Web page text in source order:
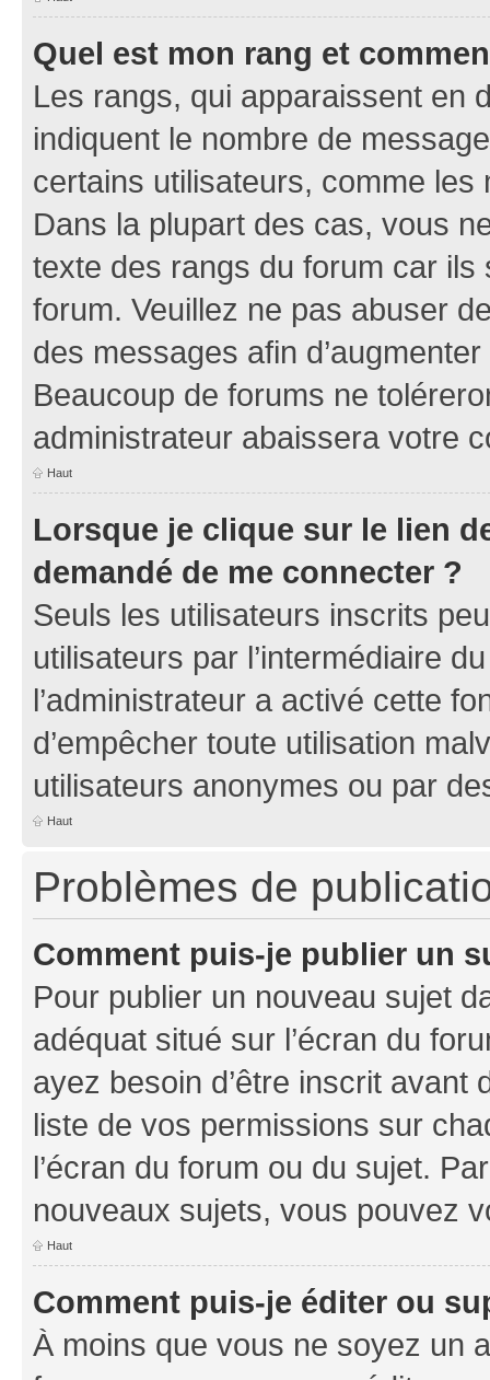
Quel est mon rang et
Les rangs, qui apparaissent en
indiquent le nombre de
certains utilisateurs, comme
Dans la plupart des cas, vous
texte des rangs du forum car ils
forum. Veuillez ne pas abuser
des messages afin
Beaucoup de forums ne
administrateur abaissera votre
Haut
Lorsque je clique sur le lien
demandé de me connecter ?
Seuls les utilisateurs inscrits
utilisateurs par l’intermédiaire
l’administrateur a activé cette
d’empêcher toute utilisation
utilisateurs anonymes ou par
Haut
Problèmes de
Comment puis-je publier un
Pour publier un nouveau sujet
adéquat situé sur l’écran du
ayez besoin d’être inscrit
liste de vos permissions sur
l’écran du forum ou du sujet.
nouveaux sujets, vous pouvez
Haut
Comment puis-je éditer ou
À moins que vous ne soyez un